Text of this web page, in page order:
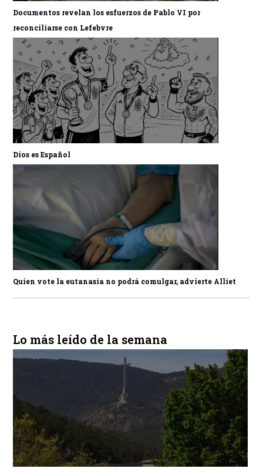
Documentos revelan los esfuerzos de Pablo VI por
reconciliarse con Lefebvre
Dios es Español
Quien vote la eutanasia no podrá comulgar, advierte Alliet
Lo más leído de la semana